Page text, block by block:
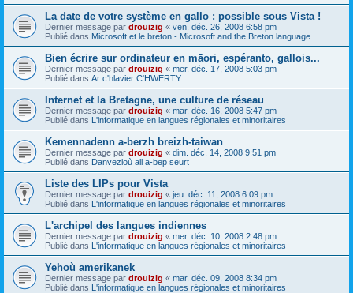
La date de votre système en gallo : possible sous Vista !
Dernier message par drouizig « ven. déc. 26, 2008 6:58 pm
Publié dans Microsoft et le breton - Microsoft and the Breton language
Bien écrire sur ordinateur en māori, espéranto, gallois...
Dernier message par drouizig « mer. déc. 17, 2008 5:03 pm
Publié dans Ar c'hlavier C'HWERTY
Internet et la Bretagne, une culture de réseau
Dernier message par drouizig « mar. déc. 16, 2008 5:47 pm
Publié dans L'informatique en langues régionales et minoritaires
Kemennadenn a-berzh breizh-taiwan
Dernier message par drouizig « dim. déc. 14, 2008 9:51 pm
Publié dans Danvezioù all a-bep seurt
Liste des LIPs pour Vista
Dernier message par drouizig « jeu. déc. 11, 2008 6:09 pm
Publié dans L'informatique en langues régionales et minoritaires
L'archipel des langues indiennes
Dernier message par drouizig « mer. déc. 10, 2008 2:48 pm
Publié dans L'informatique en langues régionales et minoritaires
Yehoù amerikanek
Dernier message par drouizig « mar. déc. 09, 2008 8:34 pm
Publié dans L'informatique en langues régionales et minoritaires